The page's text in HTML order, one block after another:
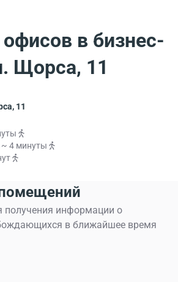
в бизнес-
Щорса, 11
11
~ 4 минуты
получения информации о
в ближайшее время